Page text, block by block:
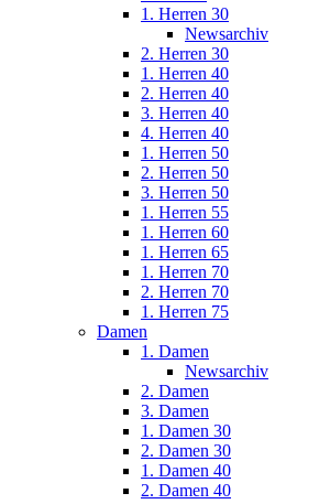
1. Herren 30
Newsarchiv
2. Herren 30
1. Herren 40
2. Herren 40
3. Herren 40
4. Herren 40
1. Herren 50
2. Herren 50
3. Herren 50
1. Herren 55
1. Herren 60
1. Herren 65
1. Herren 70
2. Herren 70
1. Herren 75
Damen
1. Damen
Newsarchiv
2. Damen
3. Damen
1. Damen 30
2. Damen 30
1. Damen 40
2. Damen 40